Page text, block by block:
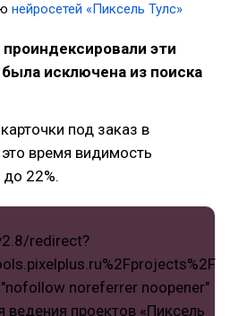
нейросетей «Пиксель Тулс»
эти
исключена из поиска
под заказ в
время видимость
до 22%.